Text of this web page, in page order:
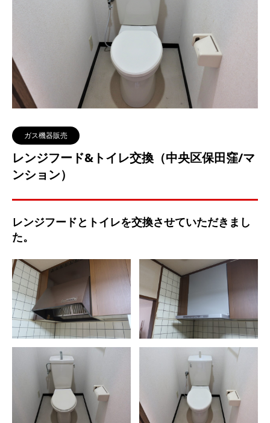
ガス機器販売
レンジフード&トイレ交換（中央区保田窪/マ
ンション）
レンジフードとトイレを交換させていただきまし
た。